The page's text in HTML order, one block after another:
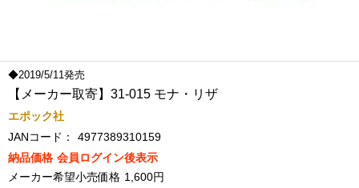
◆2019/5/11発売
【メーカー取寄】31-015 モナ・リザ
エポック社
JANコード：
4977389310159
納品価格 会員ログイン後表示
メーカー希望小売価格 1,600円